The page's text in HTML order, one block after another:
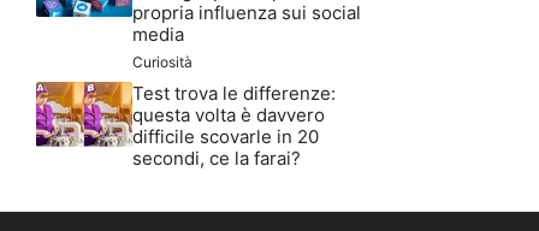
propria influenza sui social
media
Curiosità
Test trova le differenze:
questa volta è davvero
difficile scovarle in 20
secondi, ce la farai?